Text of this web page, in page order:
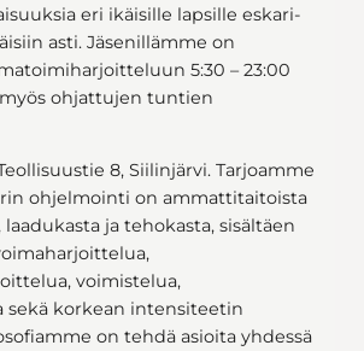
eri ikäisille lapsille eskari-
asti. Jäsenillämme on
5:30 – 23:00
ohjattujen tuntien
8, Siilinjärvi. Tarjoamme
ohjelmointi on ammattitaitoista
ja tehokasta, sisältäen
voimistelua,
korkean intensiteetin
on tehdä asioita yhdessä